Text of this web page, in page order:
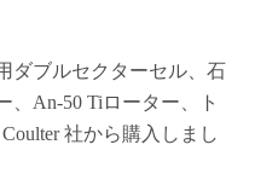
ダブルセクターセル、石
、An-50 Tiローター、ト
社から購入しまし